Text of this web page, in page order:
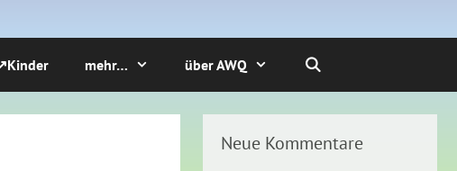
mehr… über AWQ
Neue Kommentare